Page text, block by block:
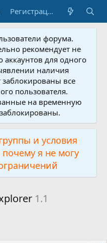
Регистрация
форума.
рекомендует не
аккаунтов для одного
наличия
заблокированы все
пользователя.
на временную
и условия
я не могу
1.1